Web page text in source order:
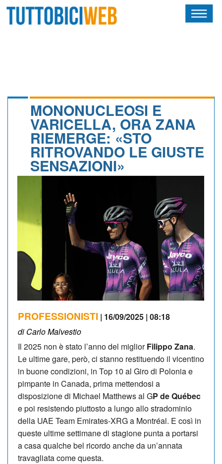
CALENDARIO
ALBI D'ORO
NEWSLETTER
MONONUCLEOSI E
VARICELLA, ORA ZANA
RIEMERGE: «STO
RITROVANDO LE GIUSTE
SENSAZIONI»
PROFESSIONISTI | 16/09/2025 | 08:18
di Carlo Malvestio
Il 2025 non è stato l’anno del migliorFilippo Zana.
Le ultime gare, però, ci stanno restituendo il vicentino
in buone condizioni, in Top 10 al Giro di Polonia e
pimpante in Canada, prima mettendosi a
disposizione di Michael Matthews al GP de Québec
e poi resistendo piuttosto a lungo allo stradominio
della UAE Team Emirates-XRG a Montréal. E così in
queste ultime settimane di stagione punta a portarsi
a casa qualche bel ricordo anche da un’annata
travagliata come questa.